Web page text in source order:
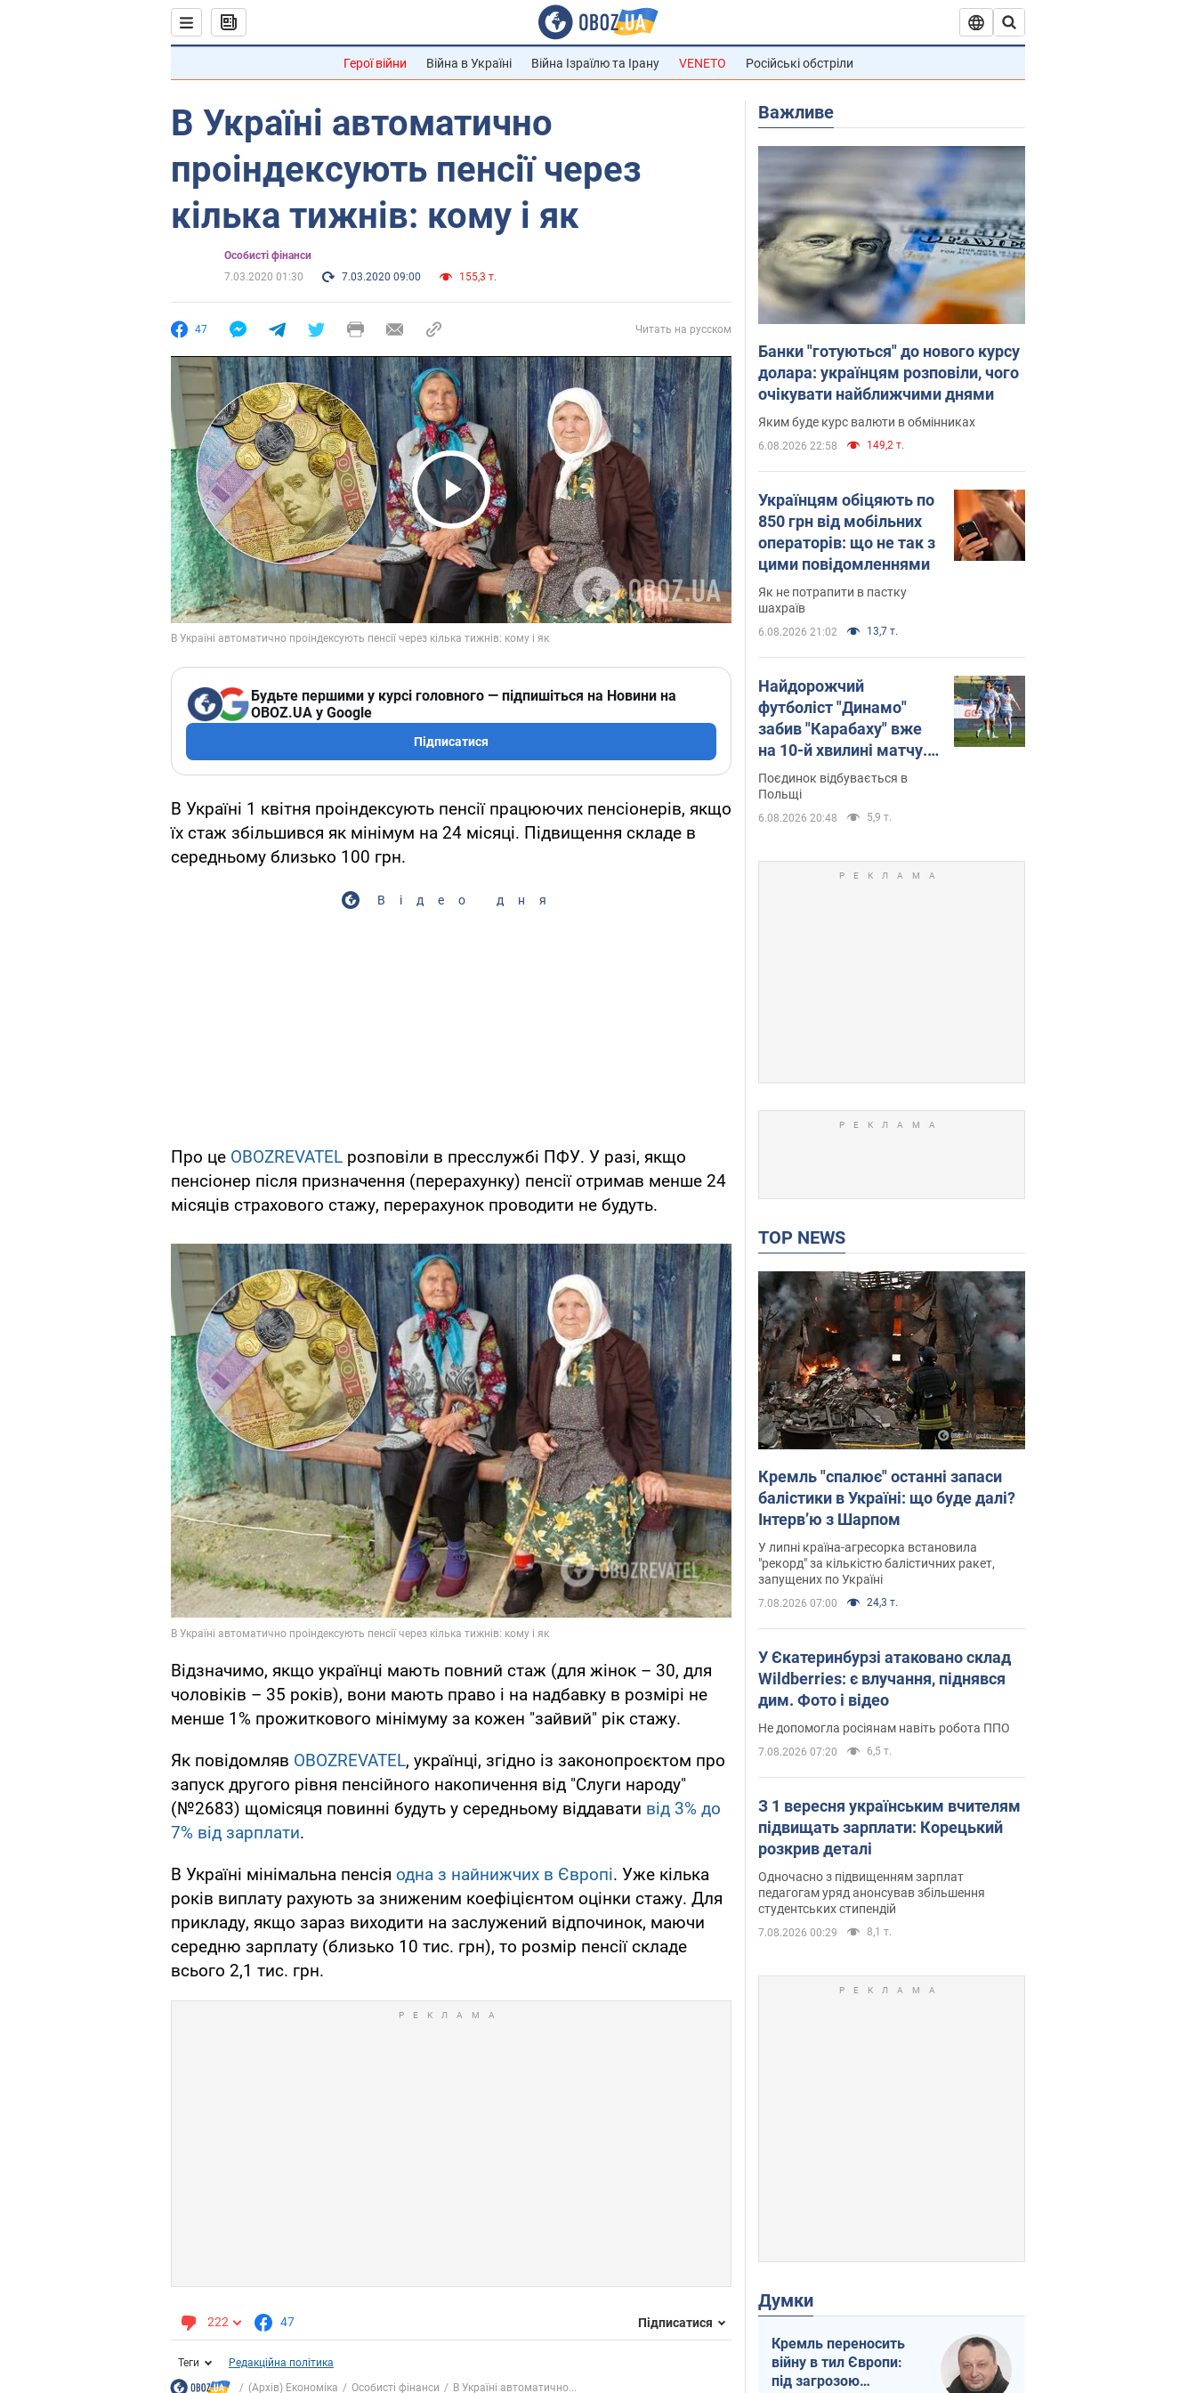
Герої війни Війна в Україні Війна Ізраїлю та Ірану VENETO Російські обстріли
В Україні автоматично
проіндексують пенсії через
кілька тижнів: кому і як
Особисті фінанси
7.03.2020 01:30
7.03.2020 09:00 155,3 т.
47 Читать на русском
Play Video
Будьте першими у курсі головного — підпишіться на Новини на
OBOZ.UA у Google
Підписатися
В Україні 1 квітня проіндексують пенсії працюючих пенсіонерів, якщо
їх стаж збільшився як мінімум на 24 місяці. Підвищення складе в
середньому близько 100 грн.
Відео дня
Про це OBOZREVATEL розповіли в пресслужбі ПФУ. У разі, якщо
пенсіонер після призначення (перерахунку) пенсії отримав менше 24
місяців страхового стажу, перерахунок проводити не будуть.
Відзначимо, якщо українці мають повний стаж (для жінок – 30, для
чоловіків – 35 років), вони мають право і на надбавку в розмірі не
менше 1% прожиткового мінімуму за кожен "зайвий" рік стажу.
Як повідомляв OBOZREVATEL, українці, згідно із законопроєктом про
запуск другого рівня пенсійного накопичення від "Слуги народу"
(№2683) щомісяця повинні будуть у середньому віддавати від 3% до
7% від зарплати.
В Україні мінімальна пенсія одна з найнижчих в Європі. Уже кілька
років виплату рахують за зниженим коефіцієнтом оцінки стажу. Для
прикладу, якщо зараз виходити на заслужений відпочинок, маючи
середню зарплату (близько 10 тис. грн), то розмір пенсії складе
всього 2,1 тис. грн.
222 47 Підписатися
Теги
Редакційна політика
(Архів) Економіка
Особисті фінанси В Україні автоматично...
Важливе
Банки "готуються" до нового курсу
долара: українцям розповіли, чого
очікувати найближчими днями
Яким буде курс валюти в обмінниках
6.08.2026 22:58 149,2 т.
Українцям обіцяють по
850 грн від мобільних
операторів: що не так з
цими повідомленнями
Як не потрапити в пастку
шахраїв
6.08.2026 21:02 13,7 т.
Найдорожчий
футболіст "Динамо"
забив "Карабаху" вже
на 10-й хвилині матчу.
Відео
Поєдинок відбувається в
Польщі
6.08.2026 20:48 5,9 т.
TOP NEWS
Кремль "спалює" останні запаси
балістики в Україні: що буде далі?
Інтерв’ю з Шарпом
У липні країна-агресорка встановила
"рекорд" за кількістю балістичних ракет,
запущених по Україні
7.08.2026 07:00 24,3 т.
У Єкатеринбурзі атаковано склад
Wildberries: є влучання, піднявся
дим. Фото і відео
Не допомогла росіянам навіть робота ППО
7.08.2026 07:20 6,5 т.
З 1 вересня українським вчителям
підвищать зарплати: Корецький
розкрив деталі
Одночасно з підвищенням зарплат
педагогам уряд анонсував збільшення
студентських стипендій
7.08.2026 00:29 8,1 т.
Думки
Кремль переносить
війну в тил Європи:
під загрозою